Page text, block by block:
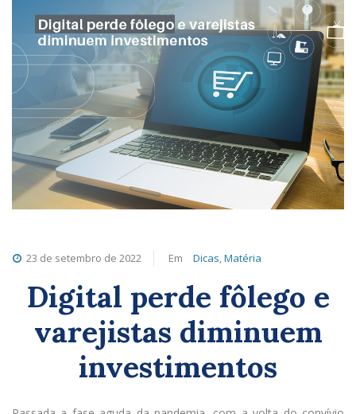
23 de setembro de 2022 Em Dicas,Matéria
Digital perde fôlego e
varejistas diminuem
investimentos